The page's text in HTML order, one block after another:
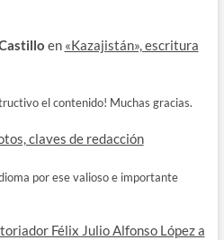
en «Kazajistán», escritura
el contenido! Muchas gracias.
claves de redacción
por ese valioso e importante
Félix Julio Alfonso López a